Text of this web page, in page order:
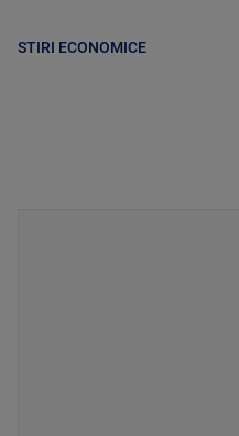
STIRI ECONOMICE